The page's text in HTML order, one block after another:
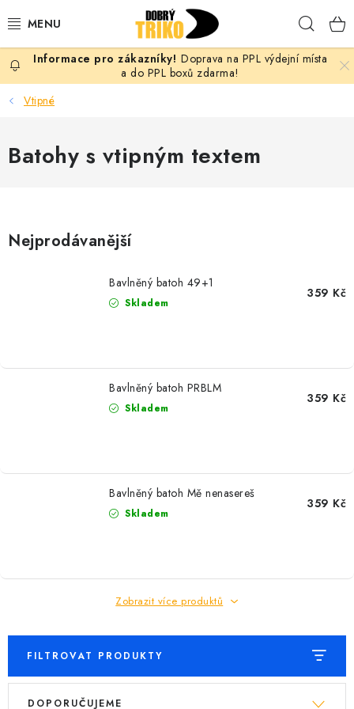
na
PRO ŽENY
PRO MUŽE
PRO DĚTI
PRO PÁRY
OKAMŽITĚ K ODBĚRU
MÁM SRDCE POMÁHÁM
Časté otázky
Doprava a platba
Zásady zpracování ochrany osobních údajů
Kontakty
Doprava na PPL výdejní místa
a do PPL boxů zdarma!
Vtipné
Batohy s vtipným textem
Nejprodávanější
Bavlněný batoh 49+1
Skladem
359 Kč
Bavlněný batoh PRBLM
Skladem
359 Kč
Bavlněný batoh Mě nenasereš
Skladem
359 Kč
Zobrazit více produktů
FILTROVAT PRODUKTY
V
Ř
DOPORUČUJEME